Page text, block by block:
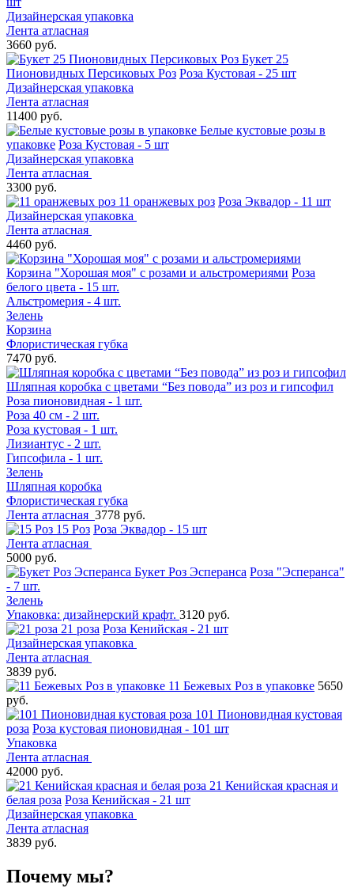
Дизайнерская упаковка
Лента атласная
3660 руб.
Букет 25
Пионовидных Персиковых Роз Роза Кустовая - 25 шт
Дизайнерская упаковка
Лента атласная
11400 руб.
Белые кустовые розы в
упаковке Роза Кустовая - 5 шт
Дизайнерская упаковка
Лента атласная
3300 руб.
11 оранжевых роз Роза Эквадор - 11 шт
Дизайнерская упаковка
Лента атласная
4460 руб.
Корзина "Хорошая моя" с розами и альстромериями Роза
белого цвета - 15 шт.
Альстромерия - 4 шт.
Зелень
Корзина
Флористическая губка
7470 руб.
Шляпная коробка с цветами “Без повода” из роз и гипсофил
Роза пионовидная - 1 шт.
Роза 40 см - 2 шт.
Роза кустовая - 1 шт.
Лизиантус - 2 шт.
Гипсофила - 1 шт.
Зелень
Шляпная коробка
Флористическая губка
Лента атласная 3778 руб.
15 Роз Роза Эквадор - 15 шт
Лента атласная
5000 руб.
Букет Роз Эсперанса Роза "Эсперанса"
- 7 шт.
Зелень
Упаковка: дизайнерский крафт. 3120 руб.
21 роза Роза Кенийская - 21 шт
Дизайнерская упаковка
Лента атласная
3839 руб.
11 Бежевых Роз в упаковке 5650
руб.
101 Пионовидная кустовая
роза Роза кустовая пионовидная - 101 шт
Упаковка
Лента атласная
42000 руб.
21 Кенийская красная и
белая роза Роза Кенийская - 21 шт
Дизайнерская упаковка
Лента атласная
3839 руб.
Почему мы?